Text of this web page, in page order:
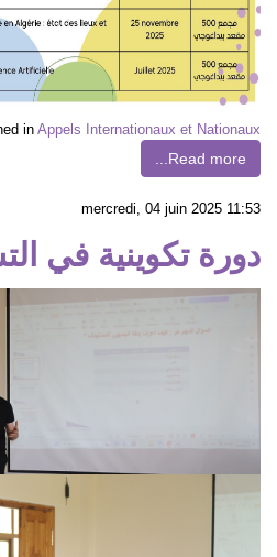
in Appels Internationaux et Nationaux
Read more...
mercredi, 04 juin 2025 11:53
دورة تكوينية في